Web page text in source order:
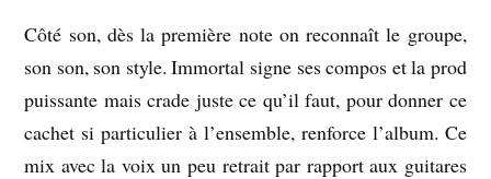
Côté son, dès la première note on reconnaît le groupe,
son son, son style. Immortal signe ses compos et la prod
puissante mais crade juste ce qu’il faut, pour donner ce
cachet si particulier à l’ensemble, renforce l’album. Ce
mix avec la voix un peu retrait par rapport aux guitares